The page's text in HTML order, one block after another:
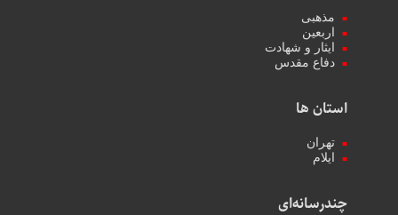
مذهبی
اربعین
ایثار و شهادت
دفاع مقدس
استان ها
تهران
ایلام
چندرسانه‌ای